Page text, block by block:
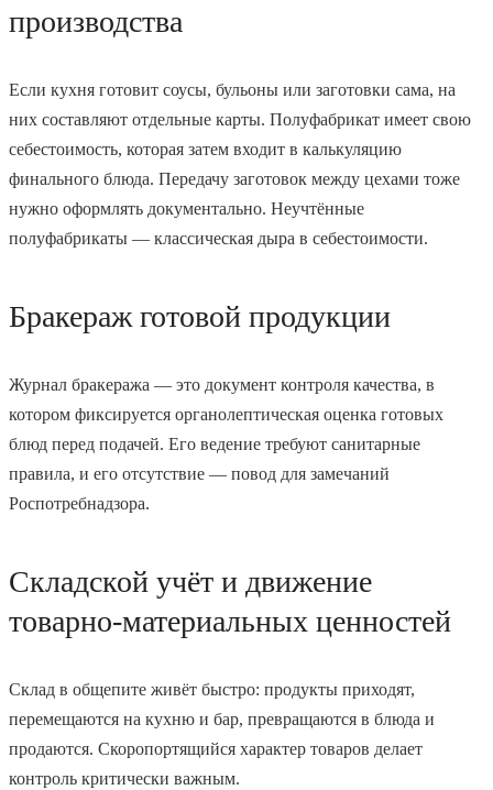
производства
Если кухня готовит соусы, бульоны или заготовки сама, на
них составляют отдельные карты. Полуфабрикат имеет свою
себестоимость, которая затем входит в калькуляцию
финального блюда. Передачу заготовок между цехами тоже
нужно оформлять документально. Неучтённые
полуфабрикаты — классическая дыра в себестоимости.
Бракераж готовой продукции
Журнал бракеража — это документ контроля качества, в
котором фиксируется органолептическая оценка готовых
блюд перед подачей. Его ведение требуют санитарные
правила, и его отсутствие — повод для замечаний
Роспотребнадзора.
Складской учёт и движение
товарно-материальных ценностей
Склад в общепите живёт быстро: продукты приходят,
перемещаются на кухню и бар, превращаются в блюда и
продаются. Скоропортящийся характер товаров делает
контроль критически важным.